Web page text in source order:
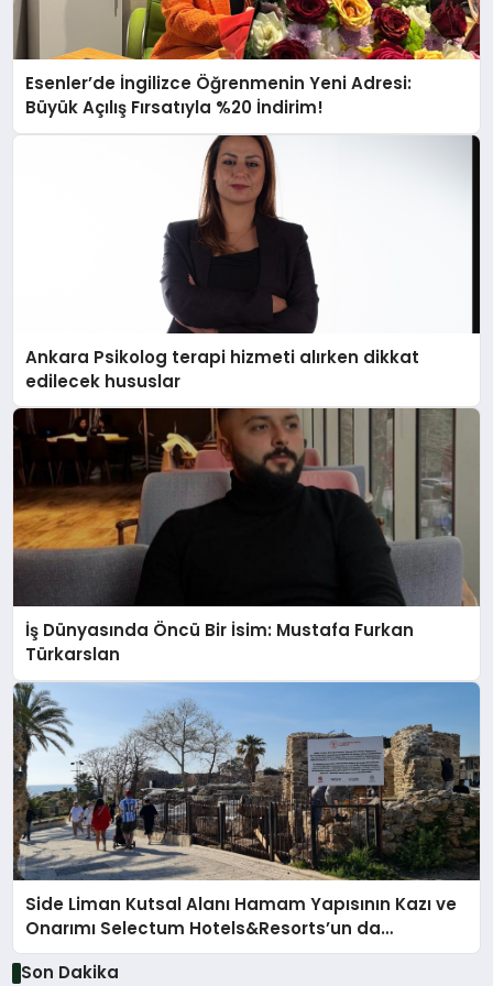
Esenler’de İngilizce Öğrenmenin Yeni Adresi:
Büyük Açılış Fırsatıyla %20 İndirim!
Ankara Psikolog terapi hizmeti alırken dikkat
edilecek hususlar
İş Dünyasında Öncü Bir İsim: Mustafa Furkan
Türkarslan
Side Liman Kutsal Alanı Hamam Yapısının Kazı ve
Onarımı Selectum Hotels&Resorts’un da
Katkılarıyla Tamamlandı
Son Dakika